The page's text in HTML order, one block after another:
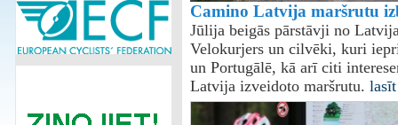
Camino Latvija maršrutu
Jūlija beigās pārstāvji no
Velokurjers un cilvēki, kuri
un Portugālē, kā arī citi
Latvija izveidoto maršrutu.